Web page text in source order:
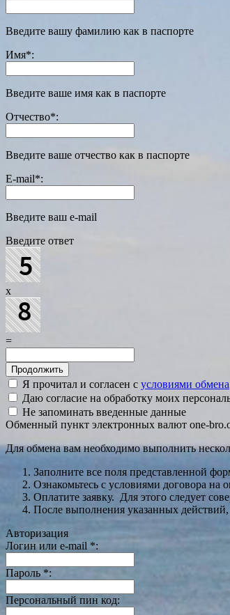
Введите вашу фамилию как в паспорте
Имя*:
Введите ваше имя как в паспорте
Отчество*:
Введите ваше отчество как в паспорте
E-mail*:
Введите ваш e-mail
Введите ответ
x
=
Я прочитал и согласен с условиями обмена
Даю согласие на обработку моих
Не запоминать введенные данные
Обменный пункт электронных валют one-
Для обмена вам необходимо выполнить
Заполните все поля представленной
Ознакомьтесь с условиями договора на
Оплатите заявку. Для этого следует
После выполнения указанных действий,
Авторизация
Логин или e-mail *:
Пароль *:
Персональный пин код: